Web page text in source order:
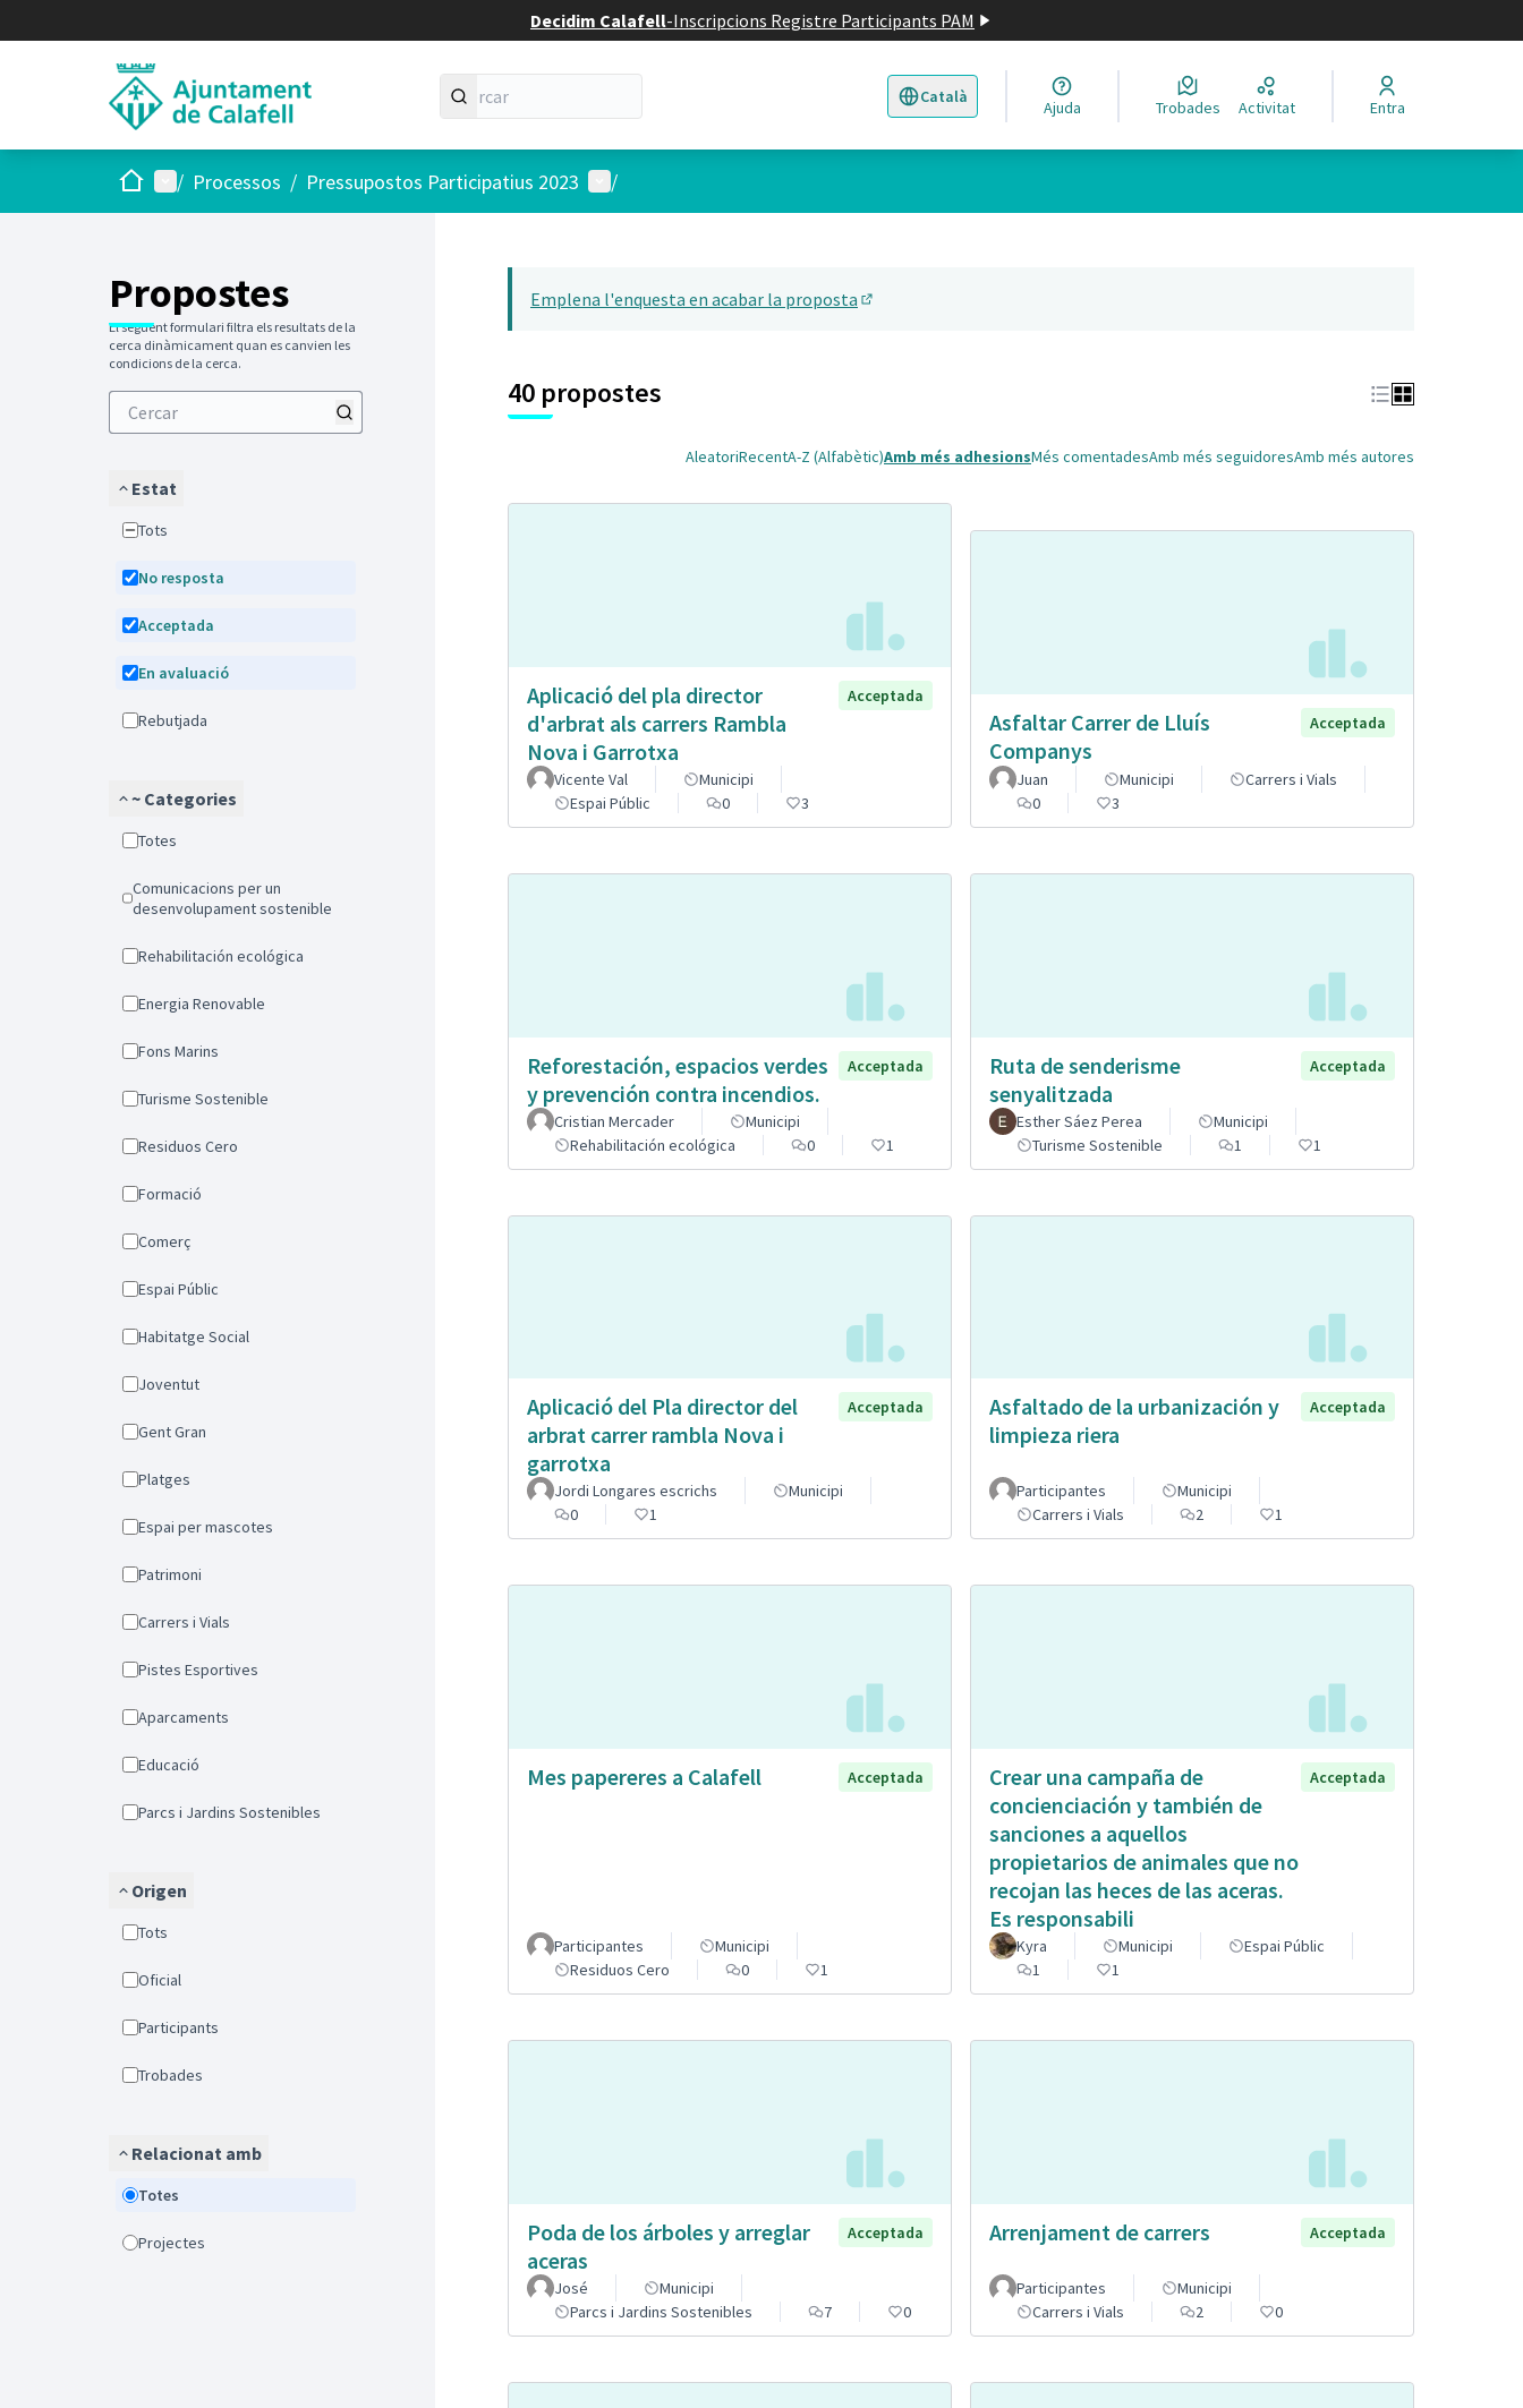
Decidim Calafell-Inscripcions Registre Participants PAM
Català
Triar la llengua Elegir el idioma
Ajuda Trobades Activitat Entra
Inici Menú principal
/ Processos / Pressupostos Participatius 2023 Menú d'usuari
/
Propostes
El següent formulari filtra els resultats de la
cerca dinàmicament quan es canvien les
condicions de la cerca.
Estat
Tots
No resposta
Acceptada
En avaluació
Rebutjada
~ Categories
Totes
Comunicacions per un
desenvolupament sostenible
Rehabilitación ecológica
Energia Renovable
Fons Marins
Turisme Sostenible
Residuos Cero
Formació
Comerç
Espai Públic
Habitatge Social
Joventut
Gent Gran
Platges
Espai per mascotes
Patrimoni
Carrers i Vials
Pistes Esportives
Aparcaments
Educació
Parcs i Jardins Sostenibles
Origen
Tots
Oficial
Participants
Trobades
Relacionat amb
Totes
Projectes
22
Emplena l'enquesta en acabar la proposta
40 propostes
AleatoriRecentA-Z (Alfabètic)Amb més adhesionsMés comentadesAmb més seguidoresAmb més autores
Aplicació del pla director
d'arbrat als carrers Rambla
Nova i Garrotxa
Acceptada
Vicente Val
Municipi
Espai Públic
0 3
Asfaltar Carrer de Lluís
Companys
Acceptada
Juan Municipi
Carrers i Vials
0
3
Reforestación, espacios verdes
y prevención contra incendios.
Acceptada
Cristian Mercader
Municipi
Rehabilitación ecológica
0 1
Ruta de senderisme
senyalitzada
Acceptada
Esther Sáez Perea
Municipi
Turisme Sostenible
1 1
Aplicació del Pla director del
arbrat carrer rambla Nova i
garrotxa
Acceptada
Jordi Longares escrichs
Municipi
0
1
Asfaltado de la urbanización y
limpieza riera
Acceptada
Participantes
Municipi
Carrers i Vials
2 1
Mes papereres a Calafell Acceptada
Participantes
Municipi
Residuos Cero
0 1
Crear una campaña de
concienciación y también de
sanciones a aquellos
propietarios de animales que no
recojan las heces de las aceras.
Es responsabili
Acceptada
Kyra Municipi
Espai Públic
1
1
Poda de los árboles y arreglar
aceras
Acceptada
José
Municipi
Parcs i Jardins Sostenibles
7 0
Arrenjament de carrers Acceptada
Participantes
Municipi
Carrers i Vials
2 0